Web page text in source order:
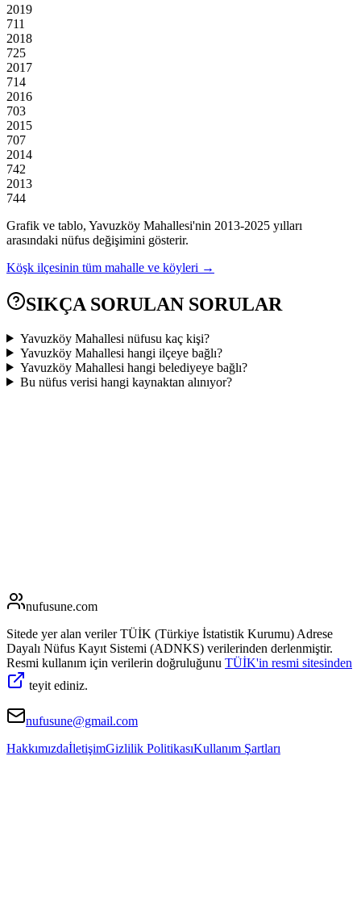
2019
711
2018
725
2017
714
2016
703
2015
707
2014
742
2013
744
Grafik ve tablo, Yavuzköy Mahallesi'nin 2013-2025 yılları
arasındaki nüfus değişimini gösterir.
Köşk ilçesinin tüm mahalle ve köyleri →
SIKÇA SORULAN SORULAR
Yavuzköy Mahallesi nüfusu kaç kişi?
Yavuzköy Mahallesi hangi ilçeye bağlı?
Yavuzköy Mahallesi hangi belediyeye bağlı?
Bu nüfus verisi hangi kaynaktan alınıyor?
nufusune.com
Sitede yer alan veriler TÜİK (Türkiye İstatistik Kurumu) Adrese
Dayalı Nüfus Kayıt Sistemi (ADNKS) verilerinden derlenmiştir.
Resmi kullanım için verilerin doğruluğunu TÜİK'in resmi sitesinden
teyit ediniz.
nufusune@gmail.com
HakkımızdaİletişimGizlilik PolitikasıKullanım Şartları